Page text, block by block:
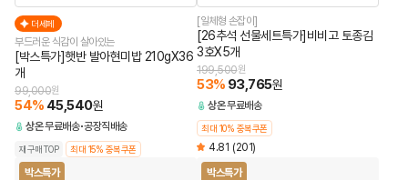
더세페
부드러운 식감이 살아있는
[박스특가]햇반 발아현미밥 210gX36
개
99,000원
54% 45,540원
상온무료배송 공장직배송
재구매TOP 최대 15% 중복쿠폰
[일체형 손잡이]
[26추석 선물세트특가]비비고 토종김
3호X5개
199,500원
53% 93,765원
상온무료배송
최대 10% 중복쿠폰
4.81 (201)
박스특가
박스특가